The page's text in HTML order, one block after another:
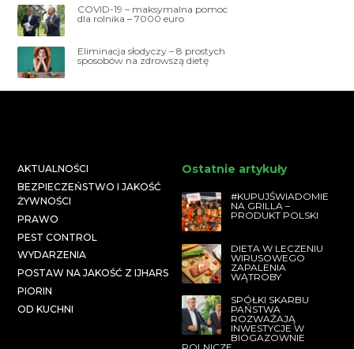
COVID-19 – maksymalna pomoc
dla rolnika – 7000 euro
Eliminacja słodyczy – 8 prostych
sposobów na zdrowszą dietę
AKTUALNOŚCI
BEZPIECZEŃSTWO I JAKOŚĆ
ŻYWNOŚCI
PRAWO
PEST CONTROL
WYDARZENIA
POSTAW NA JAKOŚĆ Z IJHARS
PIORIN
OD KUCHNI
Ostatnie artykuły
#KUPUJŚWIADOMIE
NA GRILLA –
PRODUKT POLSKI
DIETA W LECZENIU
WIRUSOWEGO
ZAPALENIA
WĄTROBY
SPÓŁKI SKARBU
PAŃSTWA
ROZWAŻAJĄ
INWESTYCJE W
BIOGAZOWNIE